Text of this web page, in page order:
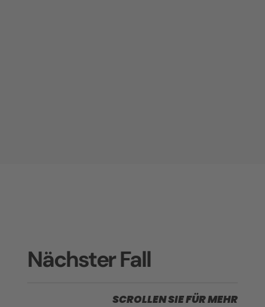
Nächster Fall
SCROLLEN SIE FÜR MEHR